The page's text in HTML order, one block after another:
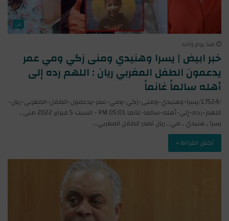
فن
منذ يوم واحد
خبر ابيض | يسرا وهنيدي ومنى زكي ومي عمر
يدعمون الطفل المغربي ريان : اللهم رده إلى
أهله سالماً غانماً
/17524/يسرا-وهنيدي-ومنى-زكي-ومي-عمر-يدعمون-الطفل-المغربي-ريان-
اللهم-رده-إلى-أهله-سالما-غانما 05:01 PM - السبت 5 فبراير 2022 منى ـ
يسرا ـ هنيدي ـ مي ـ ريان تصدر الطفل المغربي…
أكمل القراءة »